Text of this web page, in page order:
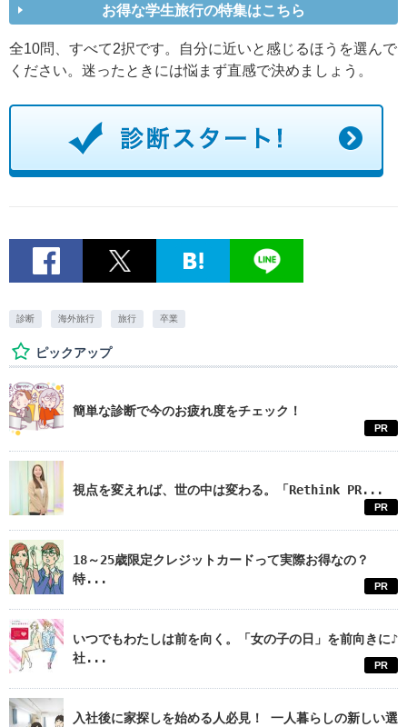
お得な学生旅行の特集はこちら
全10問、すべて2択です。自分に近いと感じるほうを選んで
ください。迷ったときには悩まず直感で決めましょう。
診断 海外旅行 旅行 卒業
ピックアップ
簡単な診断で今のお疲れ度をチェック！
PR
視点を変えれば、世の中は変わる。「Rethink PR...
PR
18～25歳限定クレジットカードって実際お得なの？
特...
PR
いつでもわたしは前を向く。「女の子の日」を前向きに♪
社...
PR
入社後に家探しを始める人必見！ 一人暮らしの新しい選